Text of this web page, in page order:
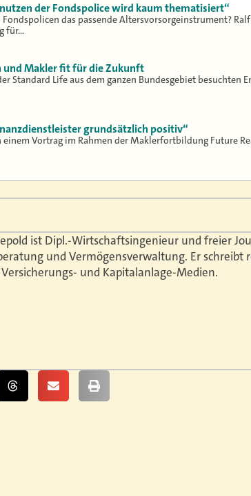
der Fondspolice wird kaum thematisiert“
das passende Altersvorsorgeinstrument?
für…
und Makler fit für die Zukunft
Standard Life aus dem ganzen Bundesgebiet besuchten
grundsätzlich positiv“
einem Vortrag im Rahmen der Maklerfortbildung Future
ist Dipl.-Wirtschaftsingenieur und freier
und Vermögensverwaltung. Er
und Kapitalanlage-Medien.